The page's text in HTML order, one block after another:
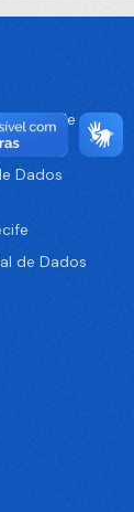
de
Dados
de Dados